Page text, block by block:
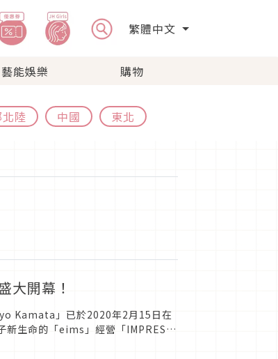
繁體中文
藝能娛樂 購物
陸 中國 東北
大開幕！
Kamata」已於2020年2月15日在
新生命的「eims」經營「IMPREST